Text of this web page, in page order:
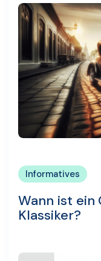
Informatives
Wann ist
Klassiker?